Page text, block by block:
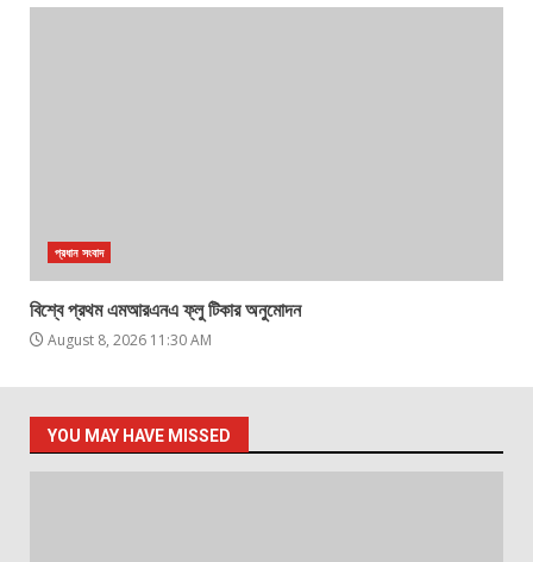
প্রধান সংবাদ
বিশ্বে প্রথম এমআরএনএ ফ্লু টিকার অনুমোদন
August 8, 2026 11:30 AM
YOU MAY HAVE MISSED